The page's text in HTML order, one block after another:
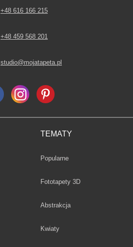
TEMATY
Fototapety
Popularne
Fototapety 3D
Fototapety
Abstrakcja
Fototapety
Kwiaty
+48 616 166 215
+48 459 568 201
studio@mojatapeta.pl